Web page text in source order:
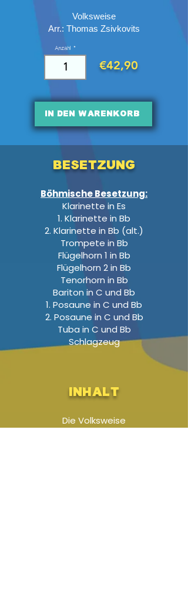
Volksweise
Arr.: Thomas Zsivkovits
Anzahl
€42,90
In den Warenkorb
Besetzung
Böhmische Besetzung:
Klarinette in Es
1. Klarinette in Bb
2. Klarinette in Bb (alt.)
Trompete in Bb
Flügelhorn 1 in Bb
Flügelhorn 2 in Bb
Tenorhorn in Bb
Bariton in C und Bb
1. Posaune in C und Bb
2. Posaune in C und Bb
Tuba in C und Bb
Schlagzeug
Inhalt
Die Volksweise